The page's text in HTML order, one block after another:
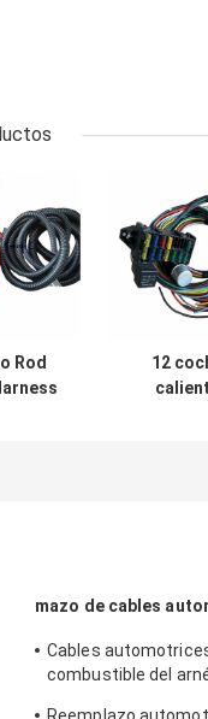
Rod
12
mazo de cables
Cables
combustible del